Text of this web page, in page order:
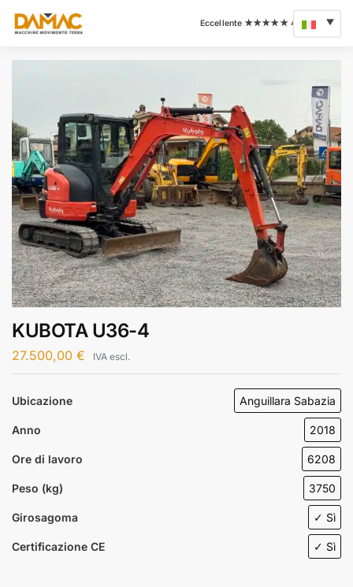
KUBOTA U36-4
27.500,00 € IVA escl.
Ubicazione Anguillara Sabazia
Anno 2018
Ore di lavoro 6208
Peso (kg) 3750
Girosagoma ✓ Sì
Certificazione CE ✓ Sì